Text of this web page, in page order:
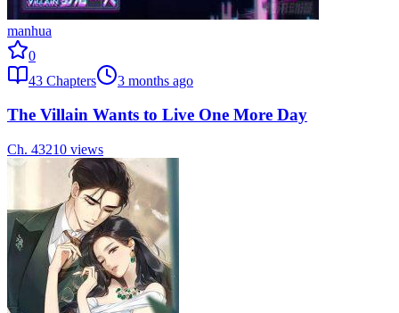
manhua
0
43 Chapters 3 months ago
The Villain Wants to Live One More Day
Ch. 43210 views